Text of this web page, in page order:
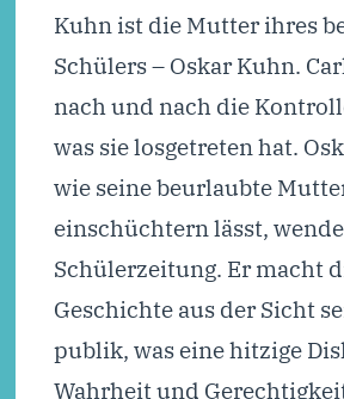
Kuhn ist die Mutter ihres
Schülers – Oskar Kuhn.
nach und nach die
was sie losgetreten hat.
wie seine beurlaubte
einschüchtern lässt,
Schülerzeitung. Er macht
Geschichte aus der Sicht
publik, was eine hitzige
Wahrheit und